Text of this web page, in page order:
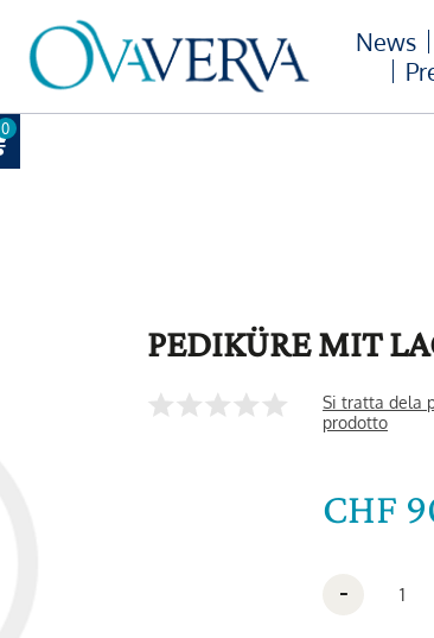
0
News
PEDIKÜRE MIT
Si tratta dela
prodotto
CHF
-